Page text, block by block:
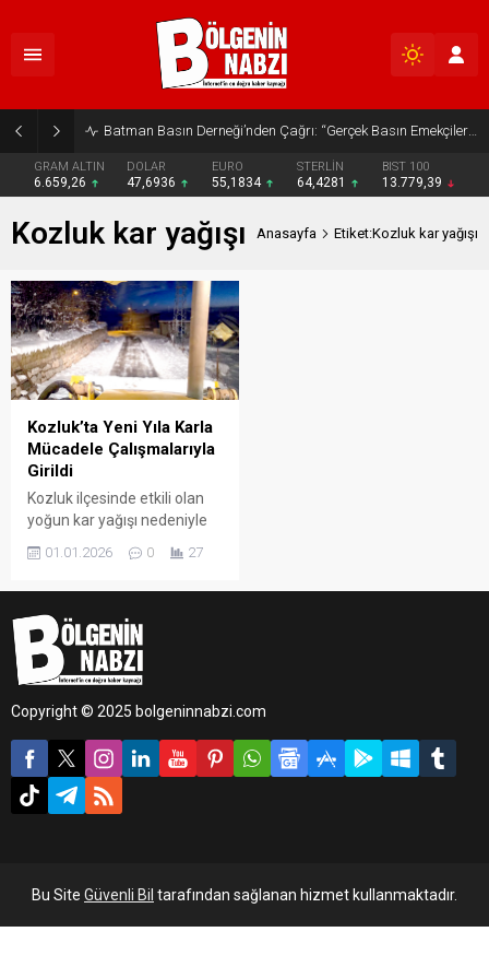
Batman Basın Derneği’nden Çağrı: “Gerçek Basın Emekçileri Desteklenmeli”
GRAM ALTIN
6.659,26
DOLAR
47,6936
EURO
55,1834
STERLİN
64,4281
BIST 100
13.779,39
Kozluk kar yağışı Anasayfa Etiket:Kozluk kar yağışı
Kozluk’ta Yeni Yıla Karla
Mücadele Çalışmalarıyla
Girildi
Kozluk ilçesinde etkili olan
yoğun kar yağışı nedeniyle
ekipler, yılın son günlerinde
de sahadaki çalışmalarını
01.01.2026 0 27
Copyright © 2025 bolgeninnabzi.com
Bu Site Güvenli Bil tarafından sağlanan hizmet kullanmaktadır.